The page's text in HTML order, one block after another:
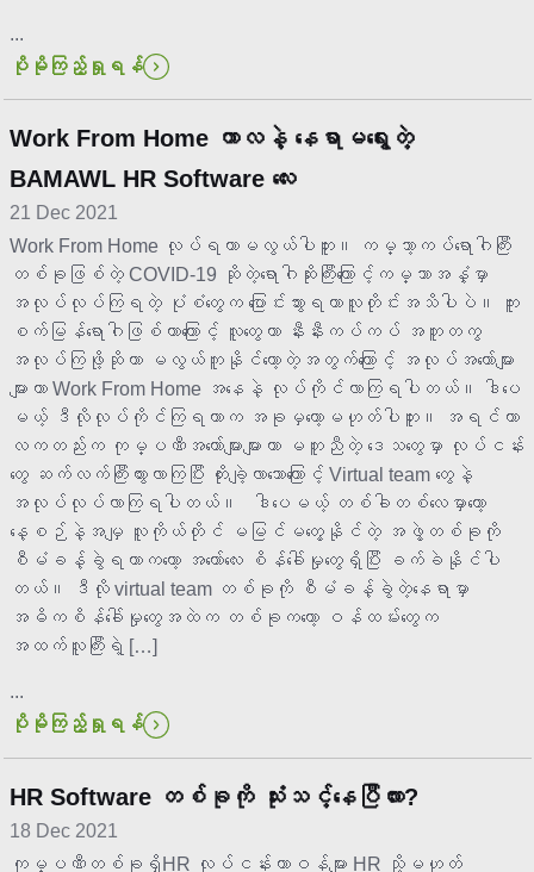
...
ပိုမိုကြည့်ရှုရန်
Work From Home ကာလနဲ့ နေရာမရွေးတဲ့
BAMAWL HR Software လေး
21 Dec 2021
Work From Home လုပ်ရတာမလွယ်ပါဘူး။ ကမ္ဘာ့ကပ်ရောဂါကြီး
တစ်ခုဖြစ်တဲ့ COVID-19 ဆိုတဲ့ရောဂါဆိုးကြီးကြောင့်ကမ္ဘာအနှံ့မှာ
အလုပ်လုပ်ကြရတဲ့ ပုံစံတွေက ပြောင်းသွားရတာလူတိုင်းအသိပါပဲ။ ကူး
စက်မြန်ရောဂါဖြစ်တာကြောင့် လူတွေဟာ နီးနီးကပ်ကပ် အတူတကွ
အလုပ်ကြဖို့ဆိုတာ မလွယ်ကူနိုင်တော့တဲ့အတွက်ကြောင့် အလုပ်အတော်များ
များဟာ Work From Home အနေနဲ့ လုပ်ကိုင်လာကြရပါတယ်။ ဒါပေ
မယ့် ဒီလိုလုပ်ကိုင်ကြရတာက အခုမှတော့မဟုတ်ပါဘူး။ အရင်ကာ
လကတည်းက ကုမ္ပဏီအတော်များများဟာ မတူညီတဲ့ ဒေသတွေမှာ လုပ်ငန်း
တွေ ဆက်လက်ကြီးထွားလာကြပြီး တိုးချဲ့လာသောကြောင့် Virtual team တွေနဲ့
အလုပ်လုပ်လာကြရပါတယ်။ ဒါပေမယ့် တစ်ခါတစ်လေမှာတော့
နေ့စဉ်နဲ့အမျှ လူကိုယ်တိုင် မမြင်မတွေ့နိုင်တဲ့ အဖွဲ့တစ်ခုကို
စီမံခန့်ခွဲရတာကတော့ အတော်လေး စိန်ခေါ်မှုတွေရှိပြီး ခက်ခဲနိုင်ပါ
တယ်။ ဒီလို virtual team တစ်ခုကို စီမံခန့်ခွဲတဲ့နေရာမှာ
အဓိကစိန်ခေါ်မှုတွေအထဲက တစ်ခုကတော့ ဝန်ထမ်းတွေက
အထက်လူကြီးရဲ့ […]
...
ပိုမိုကြည့်ရှုရန်
HR Software တစ်ခုကို သုံးသင့်နေပြီလား?
18 Dec 2021
ကုမ္ပဏီတစ်ခုရှိHR လုပ်ငန်းတာဝန်များ HR သို့မဟုတ်